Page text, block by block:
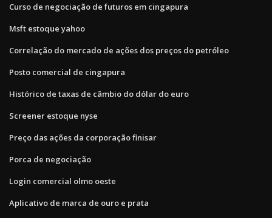
Curso de negociação de futuros em cingapura
Msft estoque yahoo
Correlação do mercado de ações dos preços do petróleo
Posto comercial de cingapura
Histórico de taxas de câmbio do dólar do euro
Screener estoque nyse
Preço das ações da corporação finisar
Porca de negociação
Login comercial olmo oeste
Aplicativo de marca de ouro e prata